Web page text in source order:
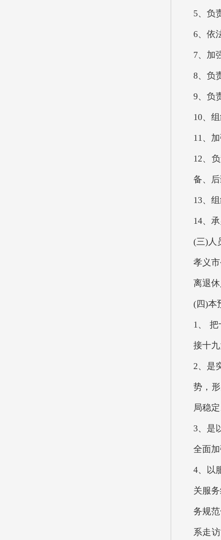
5、负
6、依
7、加
8、负
9、负
10、
11、
12、
备、
13、
14、
(三)人
孝义
离退
(四)本
1、
接十
2、是
势，
局稳
3、是
全面
4、以
关服
务规
系走